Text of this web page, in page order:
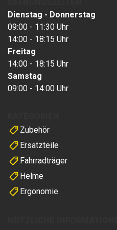
Zubehör
Ersatzteile
Fahrradträger
Helme
Ergonomie
Dienstag - Donnerstag
09:00 - 11:30 Uhr
14:00 - 18:15 Uhr
Freitag
14:00 - 18:15 Uhr
Samstag
09:00 - 14:00 Uhr